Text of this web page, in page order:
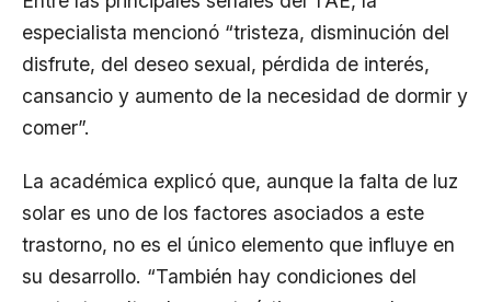
especialista mencionó “tristeza, disminución del
disfrute, del deseo sexual, pérdida de interés,
cansancio y aumento de la necesidad de dormir y
comer”.
La académica explicó que, aunque la falta de luz
solar es uno de los factores asociados a este
trastorno, no es el único elemento que influye en
su desarrollo. “También hay condiciones del